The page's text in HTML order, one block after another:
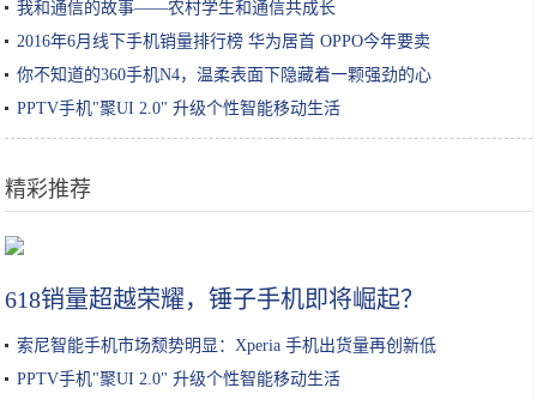
我和通信的故事——农村学生和通信共成长
2016年6月线下手机销量排行榜 华为居首 OPPO今年要卖
你不知道的360手机N4，温柔表面下隐藏着一颗强劲的心
PPTV手机"聚UI 2.0" 升级个性智能移动生活
精彩推荐
618销量超越荣耀，锤子手机即将崛起？
索尼智能手机市场颓势明显：Xperia 手机出货量再创新低
PPTV手机"聚UI 2.0" 升级个性智能移动生活